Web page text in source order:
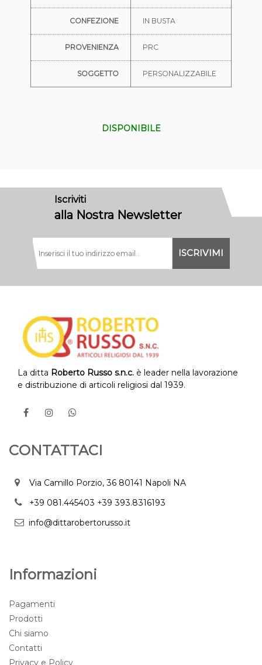
CONFEZIONE IN BUSTA
PROVENIENZA PRC
SOGGETTO PERSONALIZZABILE
DISPONIBILE
Iscriviti
alla Nostra Newsletter
La ditta Roberto Russo s.n.c. è leader nella lavorazione
e distribuzione di articoli religiosi dal 1939.
CONTATTACI
Via Camillo Porzio, 36 80141 Napoli NA
+39 081.445403 +39 393.8316193
info@dittarobertorusso.it
Informazioni
Pagamenti
Prodotti
Chi siamo
Contatti
Privacy e Policy